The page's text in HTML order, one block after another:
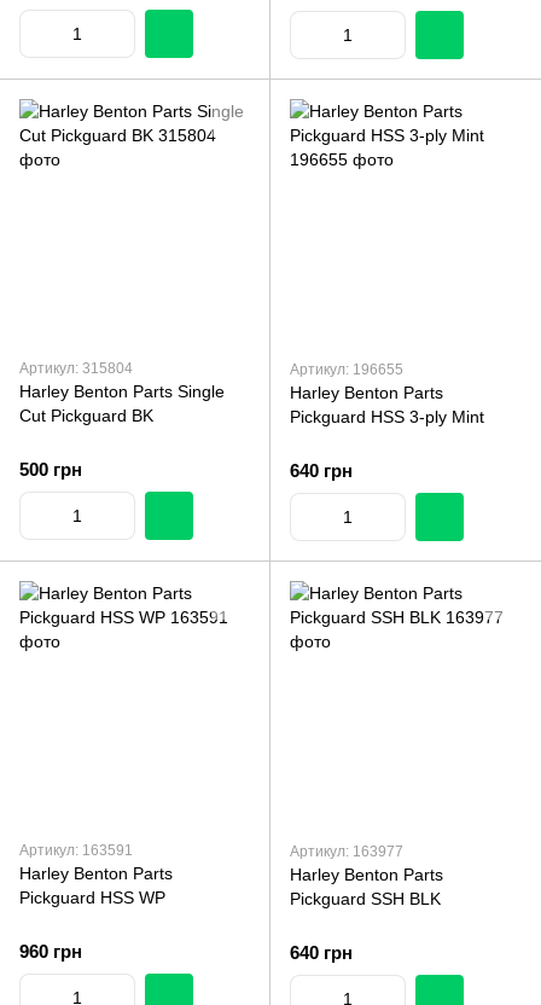
Артикул: 315804
Harley Benton Parts Single
Cut Pickguard BK
500 грн
Артикул: 196655
Harley Benton Parts
Pickguard HSS 3-ply Mint
640 грн
Артикул: 163591
Harley Benton Parts
Pickguard HSS WP
960 грн
Артикул: 163977
Harley Benton Parts
Pickguard SSH BLK
640 грн